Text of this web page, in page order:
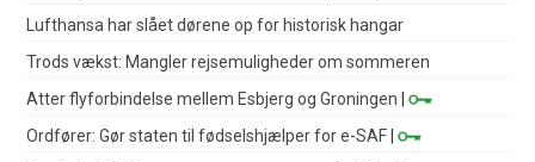
Lufthansa har slået dørene op for historisk hangar
Trods vækst: Mangler rejsemuligheder om sommeren
Atter flyforbindelse mellem Esbjerg og Groningen |
Ordfører: Gør staten til fødselshjælper for e-SAF |